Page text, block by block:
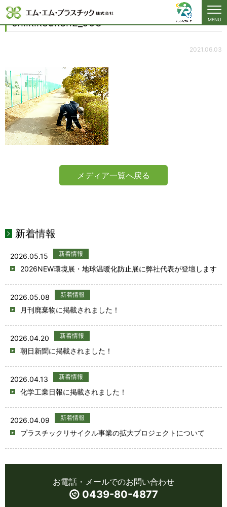
MENU
chiikikouken2_003
2021.06.03
メディア一覧へ戻る
新着情報
2026.05.15 新着情報
2026NEW環境展・地球温暖化防止展に弊社代表が登壇します
2026.05.08 新着情報
月刊廃棄物に掲載されました！
2026.04.20 新着情報
朝日新聞に掲載されました！
2026.04.13 新着情報
化学工業日報に掲載されました！
2026.04.09 新着情報
プラスチックリサイクル事業の拡大プロジェクトについて
お電話・メールでのお問い合わせ
0439-80-4877